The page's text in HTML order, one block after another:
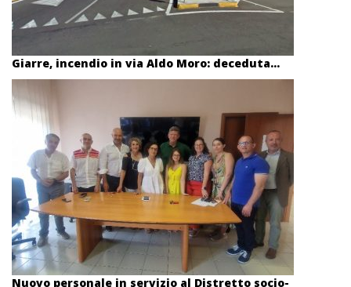
Giarre, incendio in via Aldo Moro: deceduta...
Nuovo personale in servizio al Distretto socio-